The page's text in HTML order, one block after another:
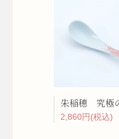
2,860円(税込)